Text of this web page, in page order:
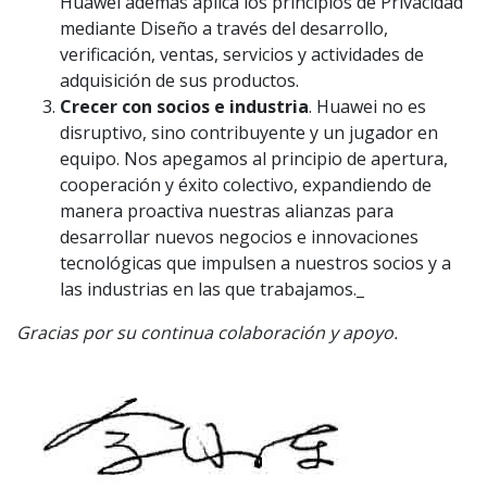
mediante Diseño a través del desarrollo,
verificación, ventas, servicios y actividades de
adquisición de sus productos.
Crecer con socios e industria. Huawei no es
disruptivo, sino contribuyente y un jugador en
equipo. Nos apegamos al principio de apertura,
cooperación y éxito colectivo, expandiendo de
manera proactiva nuestras alianzas para
desarrollar nuevos negocios e innovaciones
tecnológicas que impulsen a nuestros socios y a
las industrias en las que trabajamos._
Gracias por su continua colaboración y apoyo.